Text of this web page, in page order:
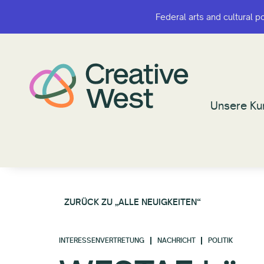
Federal arts and cultural
Unsere
Federal arts and cultural
Unsere
ZURÜCK ZU „ALLE NEUIGKEITEN“
INTERESSENVERTRETUNG NACHRICHT POLITIK